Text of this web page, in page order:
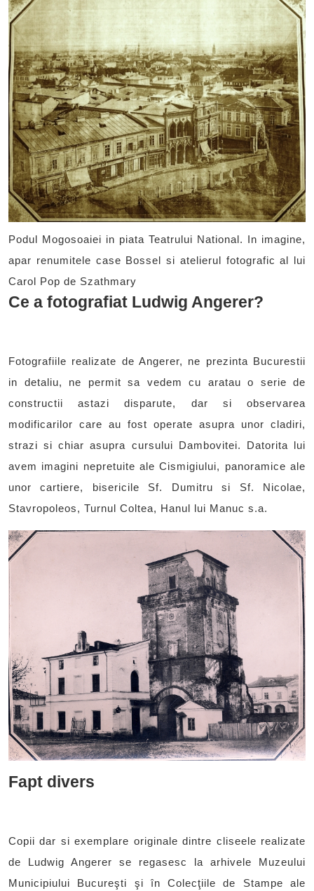
Podul Mogosoaiei in piata Teatrului National. In imagine,
apar renumitele case Bossel si atelierul fotografic al lui
Carol Pop de Szathmary
Ce a fotografiat Ludwig Angerer?
Fotografiile realizate de Angerer, ne prezinta Bucurestii
in detaliu, ne permit sa vedem cu aratau o serie de
constructii astazi disparute, dar si observarea
modificarilor care au fost operate asupra unor cladiri,
strazi si chiar asupra cursului Dambovitei. Datorita lui
avem imagini nepretuite ale Cismigiului, panoramice ale
unor cartiere, bisericile Sf. Dumitru si Sf. Nicolae,
Stavropoleos, Turnul Coltea, Hanul lui Manuc s.a.
Fapt divers
Copii dar si exemplare originale dintre cliseele realizate
de Ludwig Angerer se regasesc la arhivele Muzeului
Municipiului Bucureşti şi în Colecţiile de Stampe ale